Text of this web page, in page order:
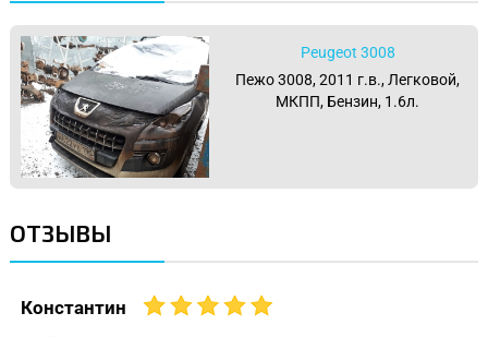
Peugeot 3008
Пежо 3008, 2011 г.в., Легковой,
МКПП, Бензин, 1.6л.
ОТЗЫВЫ
Константин